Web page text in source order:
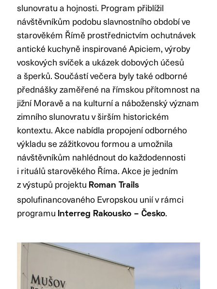
slunovratu a hojnosti. Program přiblížil
návštěvníkům podobu slavnostního období ve
starověkém Římě prostřednictvím ochutnávek
antické kuchyně inspirované Apiciem, výroby
voskových svíček a ukázek dobových účesů
a šperků. Součástí večera byly také odborné
přednášky zaměřené na římskou přítomnost na
jižní Moravě a na kulturní a náboženský význam
zimního slunovratu v širším historickém
kontextu. Akce nabídla propojení odborného
výkladu se zážitkovou formou a umožnila
návštěvníkům nahlédnout do každodennosti
i rituálů starověkého Říma. Akce je jedním
z výstupů projektu Roman Trails
spolufinancovaného Evropskou unií v rámci
programu Interreg Rakousko – Česko.